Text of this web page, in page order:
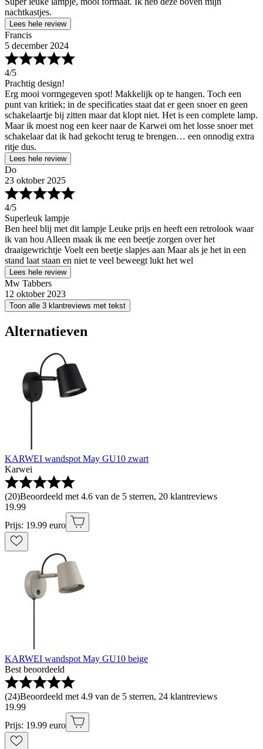
nachtkastjes.
Lees hele review
Francis
5 december 2024
4/5
Prachtig design!
Erg mooi vormgegeven spot! Makkelijk op te hangen. Toch een
punt van kritiek; in de specificaties staat dat er geen snoer en geen
schakelaartje bij zitten maar dat klopt niet. Het is een complete lamp.
Maar ik moest nog een keer naar de Karwei om het losse snoer met
schakelaar dat ik had gekocht terug te brengen… een onnodig extra
ritje dus.
Lees hele review
Do
23 oktober 2025
4/5
Superleuk lampje
Ben heel blij met dit lampje Leuke prijs en heeft een retrolook waar
ik van hou Alleen maak ik me een beetje zorgen over het
draaigewrichtje Voelt een beetje slapjes aan Maar als je het in een
stand laat staan en niet te veel beweegt lukt het wel
Lees hele review
Mw Tabbers
12 oktober 2023
Toon alle 3 klantreviews met tekst
Alternatieven
KARWEI wandspot May GU10 zwart
Karwei
(20)Beoordeeld met 4.6 van de 5 sterren, 20 klantreviews
19.99
Prijs: 19.99 euro
KARWEI wandspot May GU10 beige
Best beoordeeld
(24)Beoordeeld met 4.9 van de 5 sterren, 24 klantreviews
19.99
Prijs: 19.99 euro